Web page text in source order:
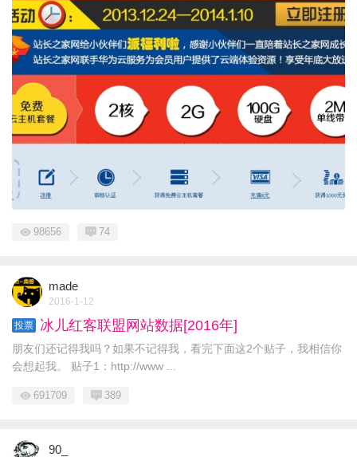
98656 74
made
2016-1-12
投票 冰儿红客联盟网站数据[2016年]
朋友们还记得我吗？如果不记得我，看完下面这2个贴子，我相信你
会想起我。 贴子1：http://www ...
691709 389
90_